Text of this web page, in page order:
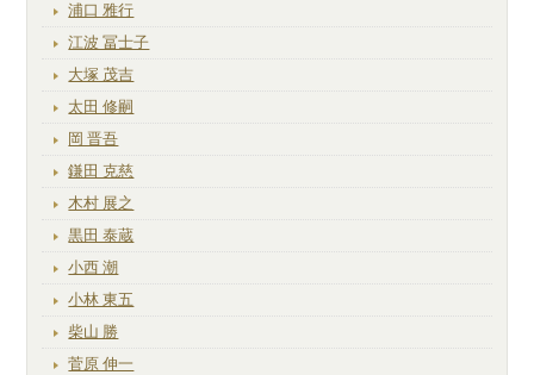
浦口 雅行
江波 冨士子
大塚 茂吉
太田 修嗣
岡 晋吾
鎌田 克慈
木村 展之
黒田 泰蔵
小西 潮
小林 東五
柴山 勝
菅原 伸一